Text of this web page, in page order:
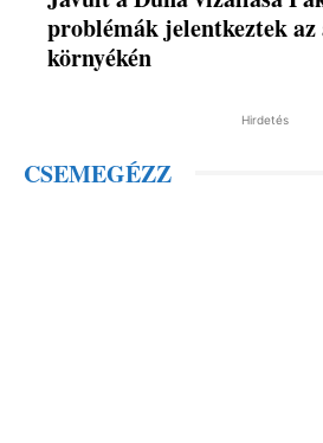
problémák jelentkeztek
környékén
Hirdetés
CSEMEGÉZZ